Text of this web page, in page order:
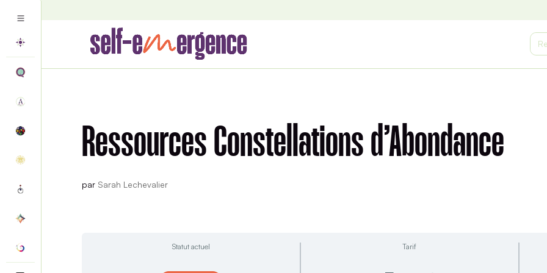
for:
Ressources Constellations d’Abondance
par Sarah Lechevalier
Statut actuel Tarif